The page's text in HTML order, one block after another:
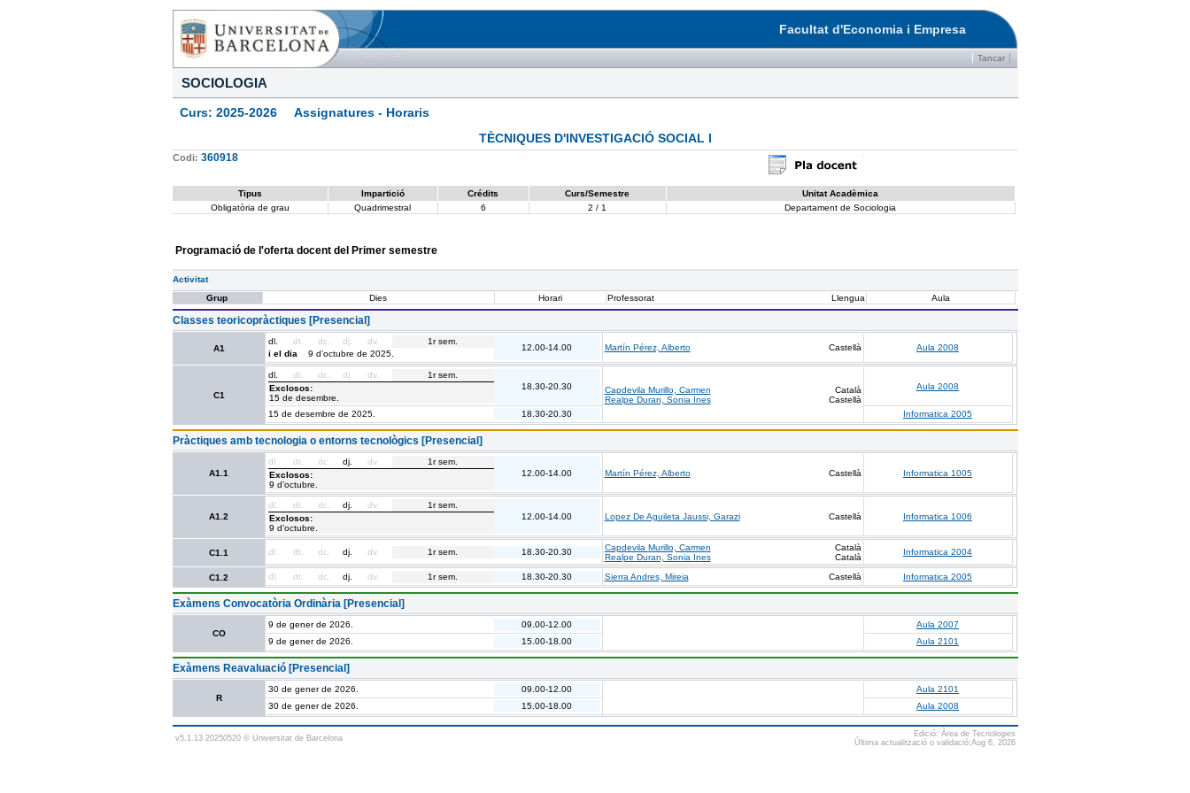
Facultat d'Economia i Empresa
Tancar
SOCIOLOGIA
Curs: 2025-2026 Assignatures - Horaris
TÈCNIQUES D'INVESTIGACIÓ SOCIAL I
Codi: 360918
Tipus Impartició Crédits Curs/Semestre
Unitat Acadèmica
Obligatòria de grau
Quadrimestral 6 2 / 1 Departament de Sociologia
Programació de l'oferta docent del Primer semestre
Activitat
Grup
Dies Horari Professorat Llengua Aula
Classes teoricopràctiques [Presencial]
A1
dl. dt. dc. dj. dv.
1r sem.
i el dia
9 d’octubre de 2025.
12.00-14.00 Martín Pérez, Alberto Castellà Aula 2008
C1
dl. dt. dc. dj. dv.
1r sem.
Exclosos:
15 de desembre.
18.30-20.30 Capdevila Murillo, Carmen
Català
Realpe Duran, Sonia Ines
Castellà
Aula 2008
15 de desembre de 2025. 18.30-20.30 Informatica 2005
Pràctiques amb tecnologia o entorns tecnològics [Presencial]
A1.1
dl. dt. dc. dj. dv.
1r sem.
Exclosos:
9 d’octubre.
12.00-14.00 Martín Pérez, Alberto Castellà Informatica 1005
A1.2
dl. dt. dc. dj. dv.
1r sem.
Exclosos:
9 d’octubre.
12.00-14.00 Lopez De Aguileta Jaussi, Garazi Castellà Informatica 1006
C1.1 dl. dt. dc. dj. dv. 1r sem. 18.30-20.30 Capdevila Murillo, Carmen
Català
Realpe Duran, Sonia Ines
Català
Informatica 2004
C1.2 dl. dt. dc. dj. dv. 1r sem. 18.30-20.30 Sierra Andres, Mireia Castellà Informatica 2005
Exàmens Convocatòria Ordinària [Presencial]
CO
9 de gener de 2026. 09.00-12.00
Aula 2007
9 de gener de 2026.
15.00-18.00 Aula 2101
Exàmens Reavaluació [Presencial]
R
30 de gener de 2026. 09.00-12.00
Aula 2101
30 de gener de 2026.
15.00-18.00 Aula 2008
v5.1.13 20250520 © Universitat de Barcelona
Edició: Àrea de Tecnologies
Última actualització o validació:Aug 6, 2026